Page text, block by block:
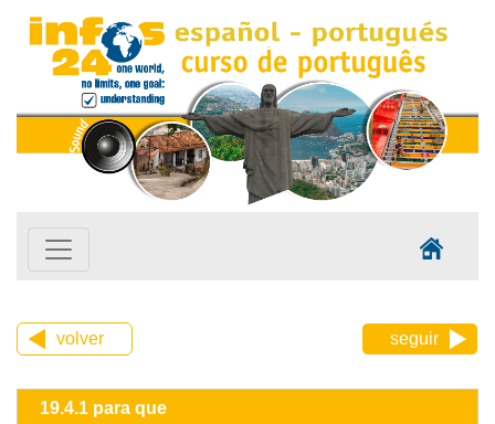
volver seguir
19.4.1 para que